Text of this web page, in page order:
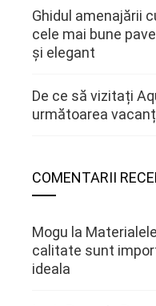
Ghidul amenajării
cele mai bune
și elegant
De ce să vizitați
următoarea
COMENTARII
Mogu la
calitate sunt
ideala